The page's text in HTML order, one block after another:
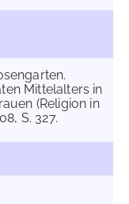
Mittelalters in
(Religion in
S. 327.